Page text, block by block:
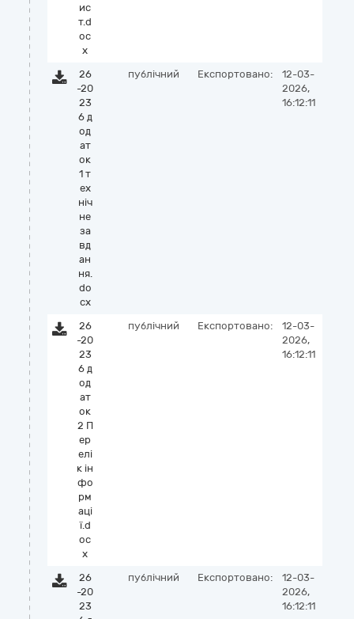
ис
т.d
oc
x
26
-20
23
6 д
од
ат
ок
1 т
ех
ніч
не
за
вд
ан
ня.
do
cx
публічний Експортовано:
12-03-
2026,
16:12:11
26
-20
23
6 д
од
ат
ок
2 П
ер
елі
к ін
фо
рм
аці
ї.d
oc
x
публічний Експортовано:
12-03-
2026,
16:12:11
26
-20
23
публічний Експортовано:
12-03-
2026,
16:12:11